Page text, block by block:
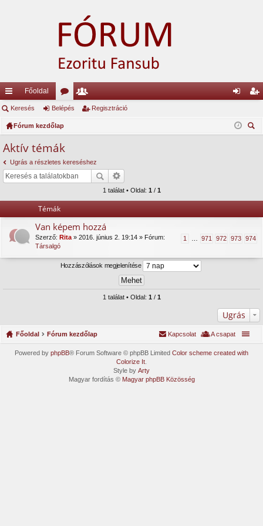
yo
rs
lin
ke
k
Főoldal
ór
u
m
ok
ag
ép is
Keresés Belépés Regisztráció
Fórum kezdőlap
Aktív témák
Ugrás a részletes kereséshez
1 találat • Oldal: 1 / 1
Témák
Van képem hozzá
1 971 972 973 974
Szerző: Rita » 2016. június 2. 19:14 » Fórum:
Társalgó
Hozzászólások megjelenítése
1 találat • Oldal: 1 / 1
Ugrás
Főoldal Fórum kezdőlap A csapat
Kapcsolat
Powered by phpBB® Forum Software © phpBB Limited Color scheme created with
Colorize It
Style by Arty
Magyar fordítás © Magyar phpBB Közösség